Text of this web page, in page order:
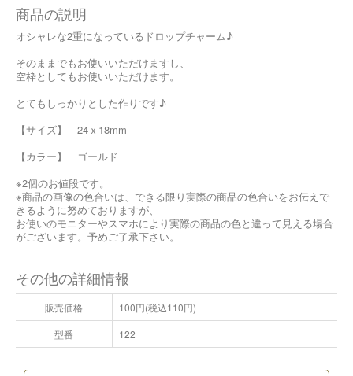
商品の説明
オシャレな2重になっているドロップチャーム♪
そのままでもお使いいただけますし、
空枠としてもお使いいただけます。
とてもしっかりとした作りです♪
【サイズ】 24ｘ18mm
【カラー】 ゴールド
※2個のお値段です。
※商品の画像の色合いは、できる限り実際の商品の色合いをお伝えで
きるように努めておりますが、
お使いのモニターやスマホにより実際の商品の色と違って見える場合
がございます。予めご了承下さい。
その他の詳細情報
販売価格
100円(税込110円)
型番
122